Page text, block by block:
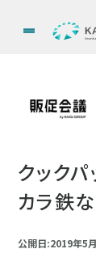
クック
カラ鉄
公開日:2019年5